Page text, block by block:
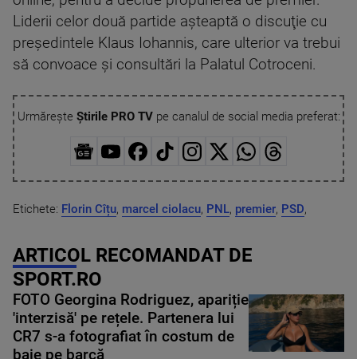
Liderii celor două partide așteaptă o discuţie cu
președintele Klaus Iohannis, care ulterior va trebui
să convoace și consultări la Palatul Cotroceni.
Urmărește Știrile PRO TVpe canalul de social media preferat:
Etichete: Florin Cîțu, marcel ciolacu, PNL, premier, PSD,
ARTICOL RECOMANDAT DE
SPORT.RO
FOTO Georgina Rodriguez, apariție
'interzisă' pe rețele. Partenera lui
CR7 s-a fotografiat în costum de
baie pe barcă